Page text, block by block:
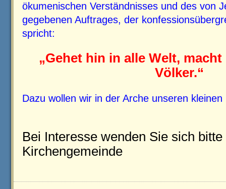
ökumenischen Verständnisses und des von
gegebenen Auftrages, der
spricht:
„Gehet hin in alle Welt,
Völker.“
Dazu wollen wir in der Arche unseren
Bei Interesse wenden Sie sich
Kirchengemeinde